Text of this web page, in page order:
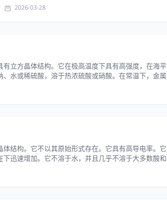
2026-03-28
立方晶体结构。它在极高温度下具有高强度，在海
水或稀硫酸，溶于热浓硫酸或硝酸。在常温下，金
结构。它不以其原始形式存在。它具有高导电率。
迅速增加。它不溶于水，并且几乎不溶于大多数酸